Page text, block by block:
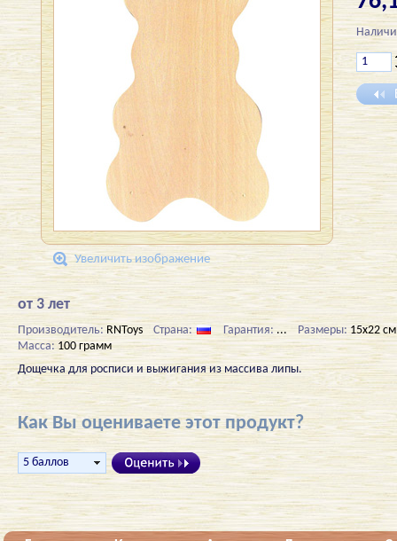
Увеличить изображение
от 3 лет
Производитель: RNToys Страна: Гарантия: ... Размеры: 15х22 см
Масса: 100 грамм
Дощечка для росписи и выжигания из массива липы.
Как Вы оцениваете этот продукт?